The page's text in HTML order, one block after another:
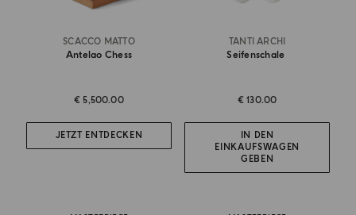
SCACCO MATTO
Antelao Chess
€ 5,500.00
JETZT ENTDECKEN
TANTI ARCHI
Seifenschale
€ 130.00
IN DEN
EINKAUFSWAGEN
GEBEN